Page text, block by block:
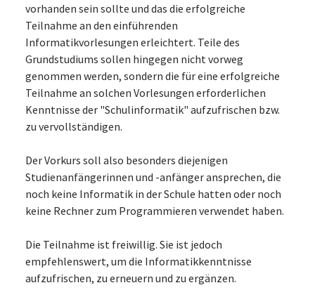
vorhanden sein sollte und das die erfolgreiche
Teilnahme an den einführenden
Informatikvorlesungen erleichtert. Teile des
Grundstudiums sollen hingegen nicht vorweg
genommen werden, sondern die für eine erfolgreiche
Teilnahme an solchen Vorlesungen erforderlichen
Kenntnisse der "Schulinformatik" aufzufrischen bzw.
zu vervollständigen.
Der Vorkurs soll also besonders diejenigen
Studienanfängerinnen und -anfänger ansprechen, die
noch keine Informatik in der Schule hatten oder noch
keine Rechner zum Programmieren verwendet haben.
Die Teilnahme ist freiwillig. Sie ist jedoch
empfehlenswert, um die Informatikkenntnisse
aufzufrischen, zu erneuern und zu ergänzen.